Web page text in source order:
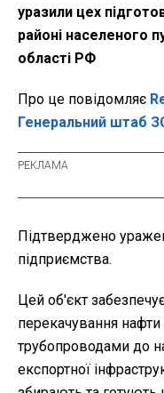
уразили цех
районі населеного
області РФ
Про це повідомляє
Генеральний штаб
Підтверджено
підприємства.
Цей об'єкт
перекачування
трубопроводами до
експортної